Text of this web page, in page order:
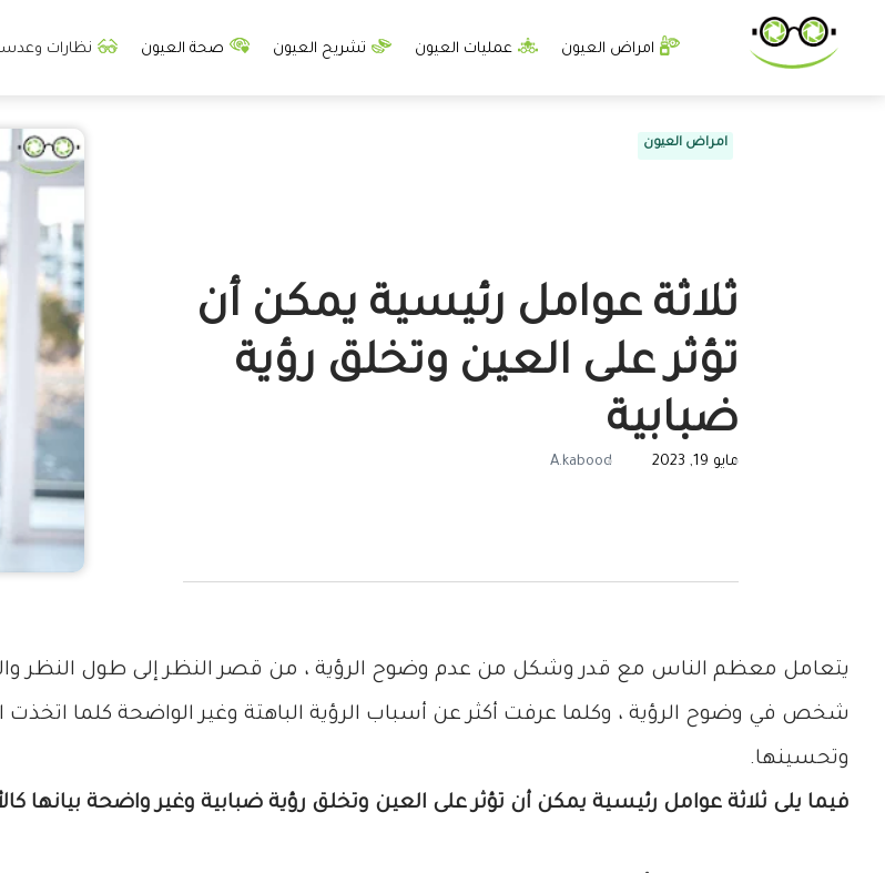
امراض العيون عمليات العيون تشريح العيون صحة العيون نظارات
امراض العيون
ثلاثة عوامل رئيسية يمكن أن
تؤثر على العين وتخلق رؤية
ضبابية
مايو 19, 2023 A.kabood
يتعامل معظم الناس مع قدر وشكل من عدم وضوح الرؤية ، من قصر النظر إلى طول النظر
شخص في وضوح الرؤية ، وكلما عرفت أكثر عن أسباب الرؤية الباهتة وغير الواضحة كلما اتخذت
وتحسينها.
فيما يلى ثلاثة عوامل رئيسية يمكن أن تؤثر على العين وتخلق رؤية ضبابية وغير واضحة بيانها